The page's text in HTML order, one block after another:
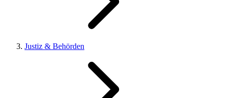
Justiz & Behörden